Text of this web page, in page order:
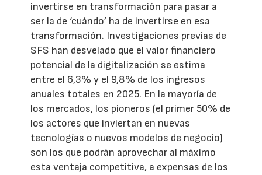
invertirse en transformación para pasar a
ser la de ‘cuándo’ ha de invertirse en esa
transformación. Investigaciones previas de
SFS han desvelado que el valor financiero
potencial de la digitalización se estima
entre el 6,3% y el 9,8% de los ingresos
anuales totales en 2025. En la mayoría de
los mercados, los pioneros (el primer 50% de
los actores que inviertan en nuevas
tecnologías o nuevos modelos de negocio)
son los que podrán aprovechar al máximo
esta ventaja competitiva, a expensas de los